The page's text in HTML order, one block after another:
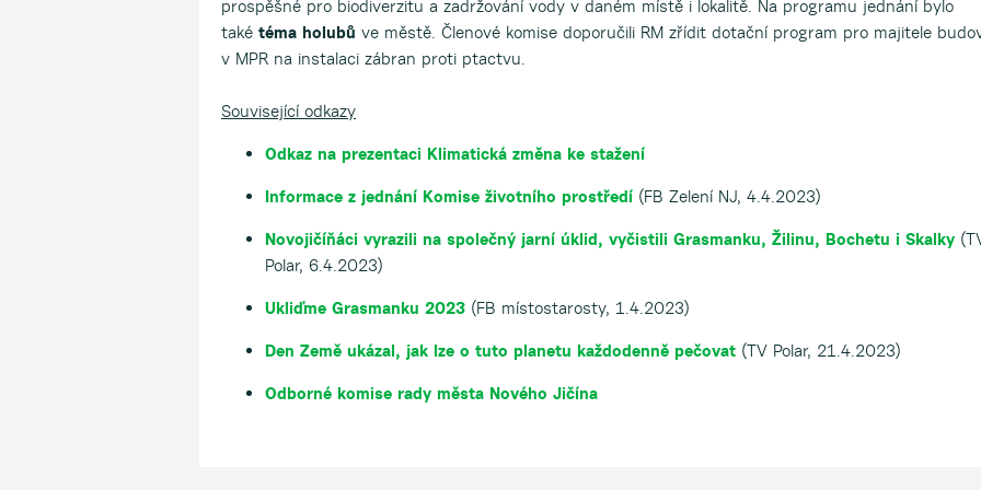
prospěšné pro biodiverzitu a zadržování vody v daném místě i lokalitě. Na programu jednání bylo
také téma holubů ve městě. Členové komise doporučili RM zřídit dotační program pro majitele
v MPR na instalaci zábran proti ptactvu.
Související odkazy
Odkaz na prezentaci Klimatická změna ke stažení
Informace z jednání Komise životního prostředí (FB Zelení NJ, 4.4.2023)
Novojičíňáci vyrazili na společný jarní úklid, vyčistili Grasmanku, Žilinu, Bochetu i Skalky
Polar, 6.4.2023)
Ukliďme Grasmanku 2023 (FB místostarosty, 1.4.2023)
Den Země ukázal, jak lze o tuto planetu každodenně pečovat (TV Polar, 21.4.2023)
Odborné komise rady města Nového Jičína